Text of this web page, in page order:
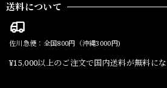
送料について
佐川急便：全国800円（沖縄3000円)
¥15,000以上のご注文で国内送料が無料にな